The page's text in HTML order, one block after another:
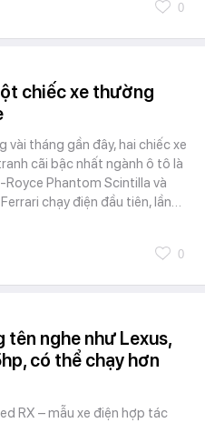
0
chiếc xe thường
vài tháng gần đây, hai chiếc xe
cãi bậc nhất ngành ô tô là
Royce Phantom Scintilla và
chạy điện đầu tiên, lần…
0
tên nghe như Lexus,
có thể chạy hơn
RX – mẫu xe điện hợp tác